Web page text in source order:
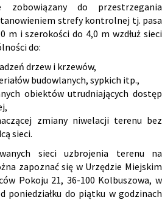
zobowiązany do przestrzegania
strefy kontrolnej tj. pasa
m i szerokości do 4,0 m wzdłuż sieci
do:
drzew i krzewów,
budowlanych, sypkich itp.,
obiektów utrudniających dostęp
zmiany niwelacji terenu bez
sieci.
sieci uzbrojenia terenu na
zapoznać się w Urzędzie Miejskim
Pokoju 21, 36-100 Kolbuszowa, w
poniedziałku do piątku w godzinach